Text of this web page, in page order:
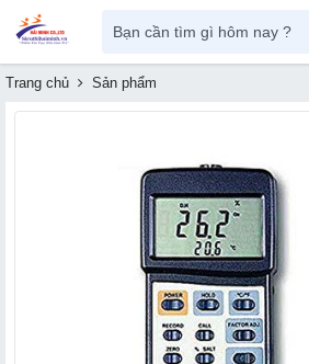
Trang chủ Sản phẩm